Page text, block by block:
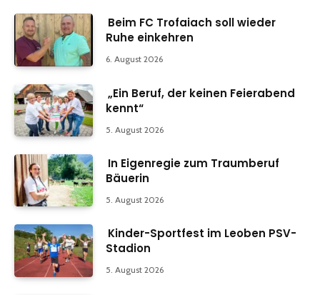
Beim FC Trofaiach soll wieder
Ruhe einkehren
6. August 2026
„Ein Beruf, der keinen Feierabend
kennt“
5. August 2026
In Eigenregie zum Traumberuf
Bäuerin
5. August 2026
Kinder-Sportfest im Leoben PSV-
Stadion
5. August 2026